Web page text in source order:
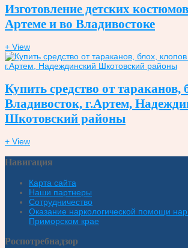
Изготовление детских
Артеме и во Владивостоке
+ View
Купить средство от тараканов,
Владивосток, г.Артем,
Шкотовский районы
+ View
Навигация
Карта сайта
Наши партнеры
Сотрудничество
Оказание наркологической помощи
Приморском крае
Роспотребнадзор